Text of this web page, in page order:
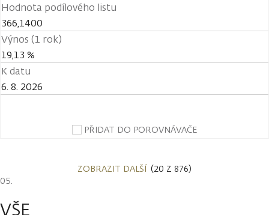
Hodnota podílového listu
366,1400
Výnos (1 rok)
19,13 %
K datu
6. 8. 2026
PŘIDAT DO POROVNÁVAČE
ZOBRAZIT DALŠÍ (20 Z 876)
VŠE